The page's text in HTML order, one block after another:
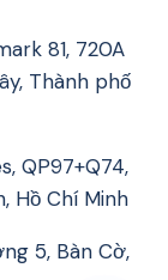
81, 720A
Thành phố
QP97+Q74,
Hồ Chí Minh
5, Bàn Cờ,